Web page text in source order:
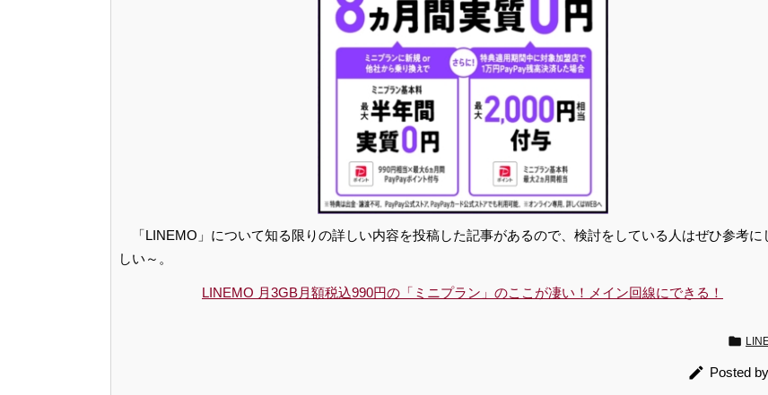
「LINEMO」について知る限りの詳しい内容を投稿した記事があるので、検討をしている人はぜひ参考に
しい～。
LINEMO 月3GB月額税込990円の「ミニプラン」のここが凄い！メイン回線にできる！

 Posted by